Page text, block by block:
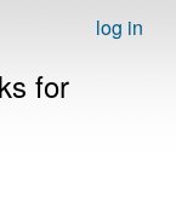
log in
for